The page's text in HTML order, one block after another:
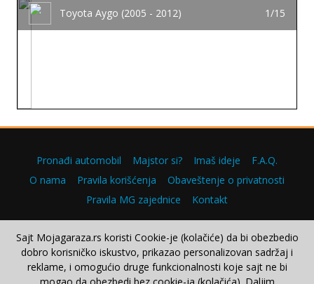
Toyota Aygo (2005 - 2012) 1/15
Pronađi automobil Majstor si? Imaš ideje
F.A.Q.
O nama
Pravila korišćenja
Obaveštenje o privatnosti
Pravila MG zajednice
Kontakt
Copyright © 2000–2026.
Sajt Mojagaraza.rs koristi Cookie-je (kolačiće) da bi obezbedio
dobro korisničko iskustvo, prikazao personalizovan sadržaj i
reklame, i omogućio druge funkcionalnosti koje sajt ne bi